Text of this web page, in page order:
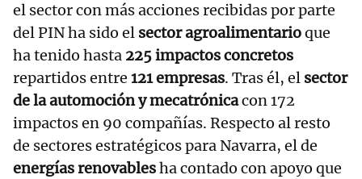
el sector con más acciones recibidas por parte
del PIN ha sido el sector agroalimentarioque
ha tenido hasta 225 impactos concretos
repartidos entre 121 empresas. Tras él, el sector
de la automoción y mecatrónicacon 172
impactos en 90 compañías. Respecto al resto
de sectores estratégicos para Navarra, el de
energías renovablesha contado con apoyo que